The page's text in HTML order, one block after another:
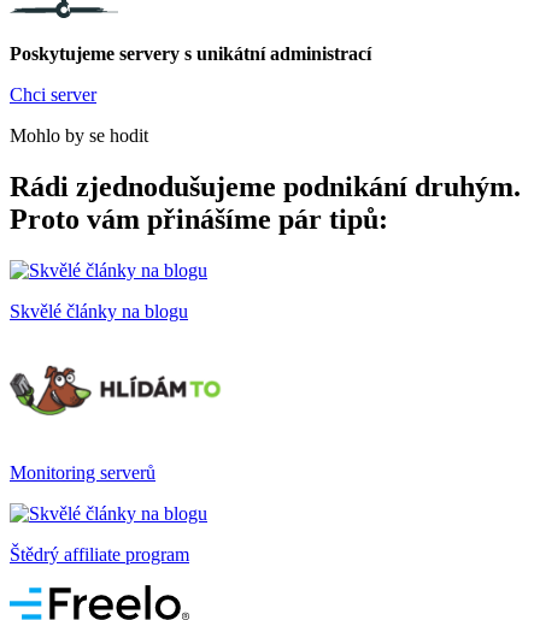
Poskytujeme servery s unikátní administrací
Chci server
Mohlo by se hodit
Rádi zjednodušujeme podnikání druhým.
Proto vám přinášíme pár tipů:
Skvělé články na blogu
Monitoring serverů
Štědrý affiliate program